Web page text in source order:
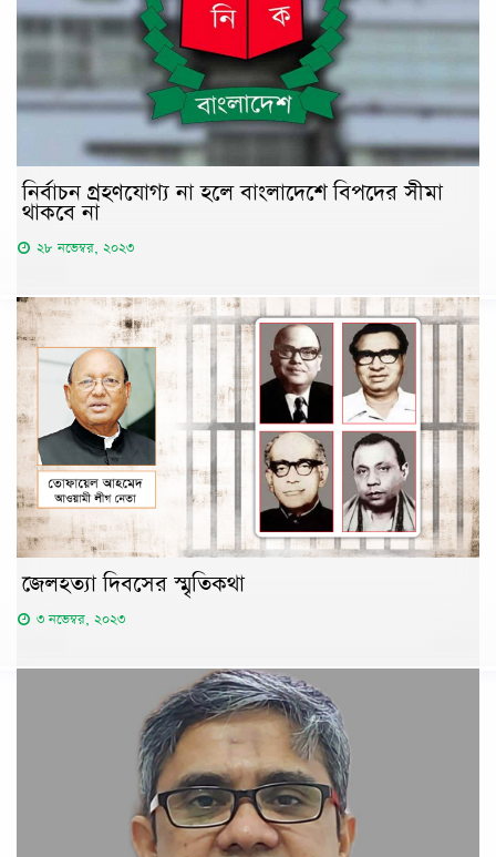
নির্বাচন গ্রহণযোগ্য না হলে বাংলাদেশে বিপদের সীমা
থাকবে না
২৮ নভেম্বর, ২০২৩
জেলহত্যা দিবসের স্মৃতিকথা
৩ নভেম্বর, ২০২৩